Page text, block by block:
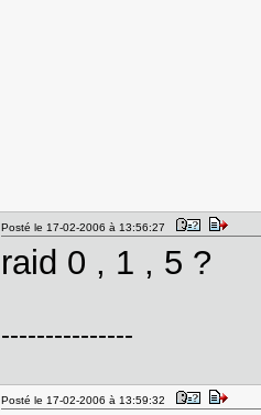
Posté le 17-02-2006 à 13:56:27
raid 0 , 1 , 5 ?
---------------
Posté le 17-02-2006 à 13:59:32